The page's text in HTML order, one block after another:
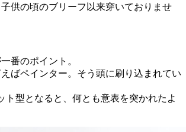
供の頃のブリーフ以来穿いておりませ
番のポイント。
ばペインター。そう頭に刷り込まれてい
ト型となると、何とも意表を突かれたよ